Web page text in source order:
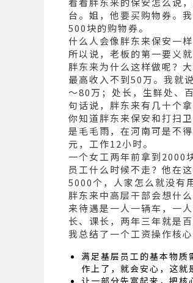
台。姐，他要买购物券。
500块的购物券。
什么人会像胖东来保安一样
所以说，老板的第一要义
胖东来为什么这样做呢？
最高收入不到50万。我就
～80万；处长，生鲜处、
句话说，胖东来有几十个
你知道胖东来保安和打扫
是毛毛雨，在河南可是不
元，工作12小时。
一个女工两年前拿到2000
员工什么时候不走？他在
5000个，人家怎么就没有
胖东来中高层干部会想什
来待遇是一人一辆车，一
长、课长，两年三年就是
我总结了一个工资操作核心
满足基层员工的基本物
作上了，就会安心，这就
让一部分先富起来，把核